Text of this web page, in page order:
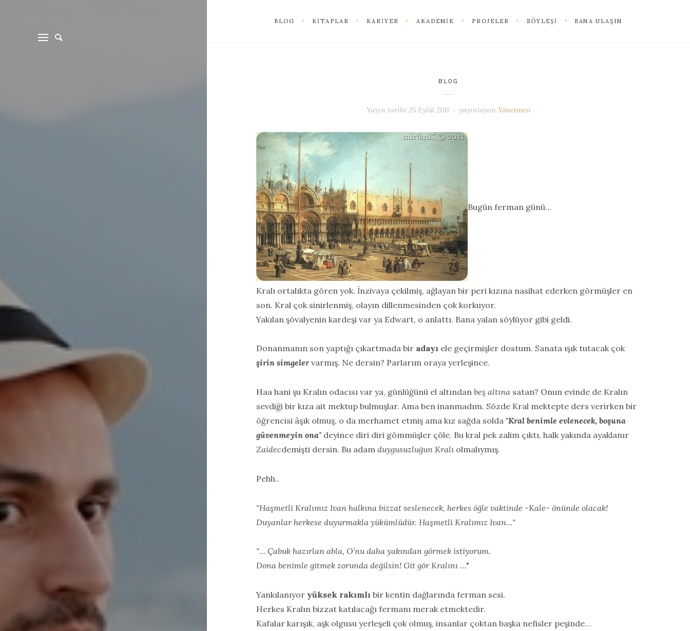
BLOG KITAPLAR KARIYER AKADEMIK PROJELER SÖYLEŞI BANA ULAŞIN
BLOG
Yayın tarihi 25 Eylül 2011 yayınlayan Yönetmen
Bugün ferman günü…
Kralı ortalıkta gören yok. İnzivaya çekilmiş, ağlayan bir peri kızına nasihat ederken görmüşler en
son. Kral çok sinirlenmiş, olayın dillenmesinden çok korkuyor.
Yakılan şövalyenin kardeşi var ya Edwart, o anlattı. Bana yalan söylüyor gibi geldi.
Donanmanın son yaptığı çıkartmada bir adayı ele geçirmişler dostum. Sanata ışık tutacak çok
şirin simgelervarmış. Ne dersin? Parlarım oraya yerleşince.
Haa hani şu Kralın odacısı var ya, günlüğünü el altından beş altınasatan? Onun evinde de Kralın
sevdiği bir kıza ait mektup bulmuşlar. Ama ben inanmadım. Sözde Kral mektepte ders verirken bir
öğrencisi âşık olmuş, o da merhamet etmiş ama kız sağda solda"Kral benimle evlenecek, boşuna
güvenmeyin ona"deyince diri diri gömmüşler çöle. Bu kral pek zalim çıktı, halk yakında ayaklanır
Zaidecdemişti dersin. Bu adam duygusuzluğun Kralıolmalıymış.
Pehh..
"Haşmetli Kralımız Ivan halkına bizzat seslenecek, herkes öğle vaktinde -Kale- önünde olacak!
Duyanlar herkese duyurmakla yükümlüdür. Haşmetli Kralımız Ivan…"
"… Çabuk hazırlan abla, O’nu daha yakından görmek istiyorum.
Dona benimle gitmek zorunda değilsin! Git gör Kralını …"
Yankılanıyor yüksek rakımlı bir kentin dağlarında ferman sesi.
Herkes Kralın bizzat katılacağı fermanı merak etmektedir.
Kafalar karışık, aşk olgusu yerleşeli çok olmuş, insanlar çoktan başka nefisler peşinde…